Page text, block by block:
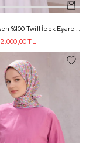
2.000,00 TL